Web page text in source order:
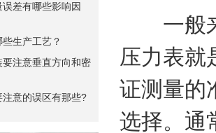
差有哪些影响因
生产工艺？
注意垂直方向和密
意的误区有那些?
一般来
压力表就
证测量的
选择。通